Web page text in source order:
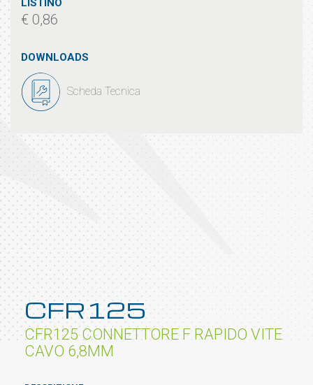
LISTINO
€ 0,86
DOWNLOADS
Scheda Tecnica
CFR125
CFR125 CONNETTORE F RAPIDO VITE
CAVO 6,8MM